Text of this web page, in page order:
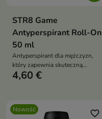
STR8 Game
Antyperspirant Roll-On
50 ml
Antyperspirant dla mężczyzn,
który zapewnia skuteczną
ochronę przed potem i
4,60 €
Nowość favorite_border